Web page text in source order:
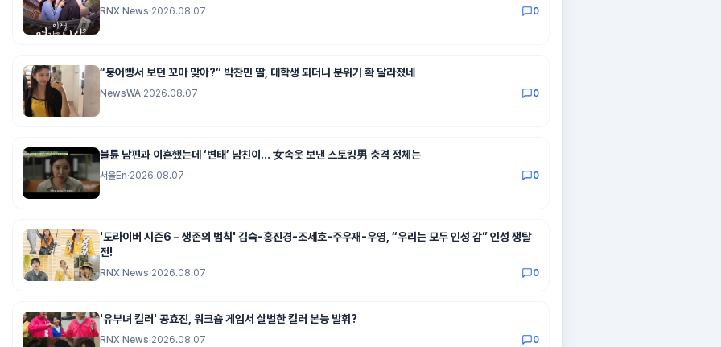
RNX News·2026.08.07 0
“붕어빵서 보던 꼬마 맞아?” 박찬민 딸, 대학생 되더니 분위기 확 달라졌네
NewsWA·2026.08.07 0
불륜 남편과 이혼했는데 ‘변태’ 남친이… 女속옷 보낸 스토킹男 충격 정체는
서울En·2026.08.07 0
'도라이버 시즌6 – 생존의 법칙' 김숙-홍진경-조세호-주우재-우영, “우리는 모두 인성 갑” 인성 쟁탈
전!
RNX News·2026.08.07 0
'유부녀 킬러' 공효진, 워크숍 게임서 살벌한 킬러 본능 발휘?
RNX News·2026.08.07 0